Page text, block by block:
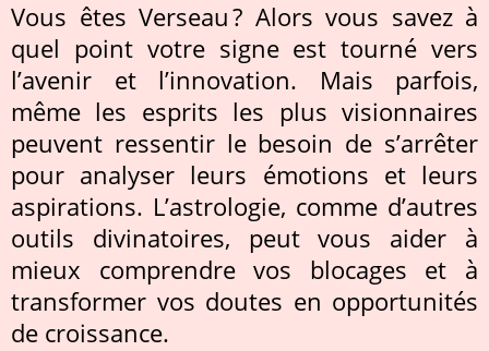
Vous êtes Verseau ? Alors vous savez à
quel point votre signe est tourné vers
l’avenir et l’innovation. Mais parfois,
même les esprits les plus visionnaires
peuvent ressentir le besoin de s’arrêter
pour analyser leurs émotions et leurs
aspirations. L’astrologie, comme d’autres
outils divinatoires, peut vous aider à
mieux comprendre vos blocages et à
transformer vos doutes en opportunités
de croissance.